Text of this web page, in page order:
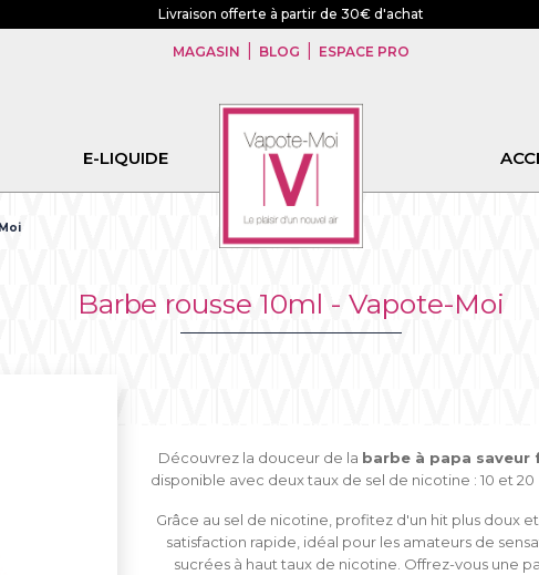
Livraison offerte à partir de 30€ d'achat
MAGASIN BLOG ESPACE PRO
E-LIQUIDE CBD
Barbe rousse 10ml - Vapote-Moi
Découvrez la douceur de la barbe à papa saveur
disponible avec deux taux de sel de nicotine : 10 et
Grâce au sel de nicotine, profitez d'un hit plus doux
satisfaction rapide, idéal pour les amateurs de
sucrées à haut taux de nicotine. Offrez-vous une